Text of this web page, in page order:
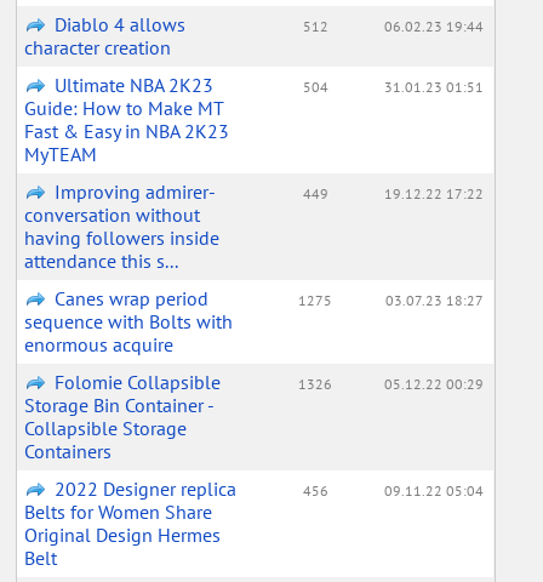
Diablo 4 allows
character creation
512 06.02.23 19:44
Ultimate NBA 2K23
Guide: How to Make MT
Fast & Easy in NBA 2K23
MyTEAM
504 31.01.23 01:51
Improving admirer-
conversation without
having followers inside
attendance this s...
449 19.12.22 17:22
Canes wrap period
sequence with Bolts with
enormous acquire
1275 03.07.23 18:27
Folomie Collapsible
Storage Bin Container -
Collapsible Storage
Containers
1326 05.12.22 00:29
2022 Designer replica
Belts for Women Share
Original Design Hermes
Belt
456 09.11.22 05:04